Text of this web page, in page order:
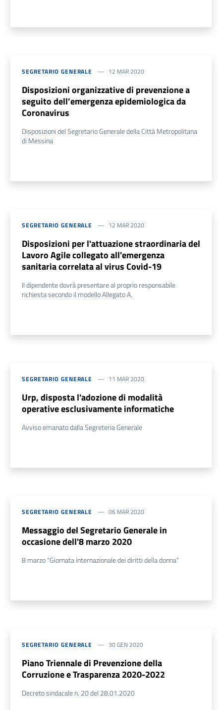
SEGRETARIO GENERALE 12 MAR 2020
Disposizioni organizzative di prevenzione a
seguito dell’emergenza epidemiologica da
Coronavirus
Disposizioni del Segretario Generale della Città Metropolitana
di Messina
SEGRETARIO GENERALE 12 MAR 2020
Disposizioni per l'attuazione straordinaria del
Lavoro Agile collegato all'emergenza
sanitaria correlata al virus Covid-19
Il dipendente dovrà presentare al proprio responsabile
richiesta secondo il modello Allegato A.
SEGRETARIO GENERALE 11 MAR 2020
Urp, disposta l'adozione di modalità
operative esclusivamente informatiche
Avviso emanato dalla Segreteria Generale
SEGRETARIO GENERALE 06 MAR 2020
Messaggio del Segretario Generale in
occasione dell'8 marzo 2020
8 marzo “Giornata internazionale dei diritti della donna”
SEGRETARIO GENERALE 30 GEN 2020
Piano Triennale di Prevenzione della
Corruzione e Trasparenza 2020-2022
Decreto sindacale n. 20 del 28.01.2020